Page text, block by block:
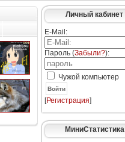
Личный кабинет
E-Mail:
Пароль (Забыли?):
Чужой компьютер
Войти
[Регистрация]
МиниСтатистика